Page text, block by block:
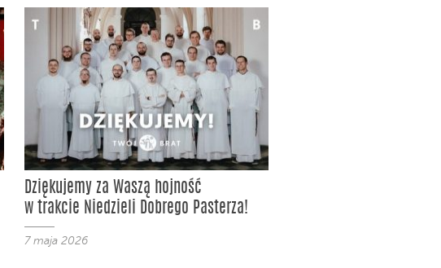
Dziękujemy za Waszą hojność
w trakcie Niedzieli Dobrego Pasterza!
7 maja 2026